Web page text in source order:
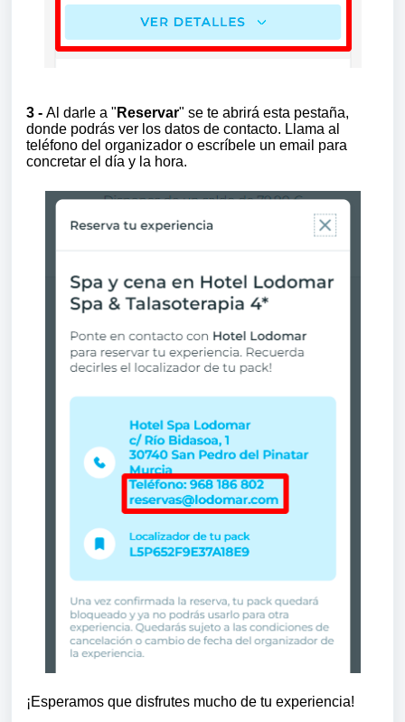
3 - Al darle a " Reservar" se te abrirá esta pestaña,
donde podrás ver los datos de contacto. Llama al
teléfono del organizador o escríbele un email para
concretar el día y la hora.
¡Esperamos que disfrutes mucho de tu experiencia!